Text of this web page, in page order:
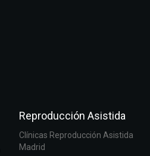
Reproducción Asistida
Clínicas Reproducción Asistida
Madrid